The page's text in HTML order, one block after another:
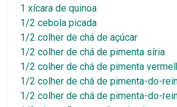
1 xícara de quinoa
1/2 cebola picada
1/2 colher de chá de açúcar
1/2 colher de chá de pimenta síria
1/2 colher de chá de pimenta
1/2 colher de chá de pimenta-do-
1/2 colher de chá de pimenta-do-